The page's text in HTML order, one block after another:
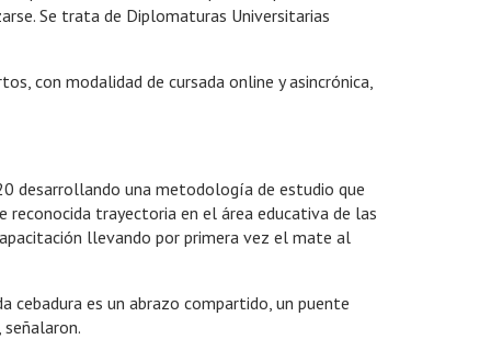
Se trata de Diplomaturas Universitarias
con modalidad de cursada online y asincrónica,
desarrollando una metodología de estudio que
trayectoria en el área educativa de las
llevando por primera vez el mate al
cebadura es un abrazo compartido, un puente